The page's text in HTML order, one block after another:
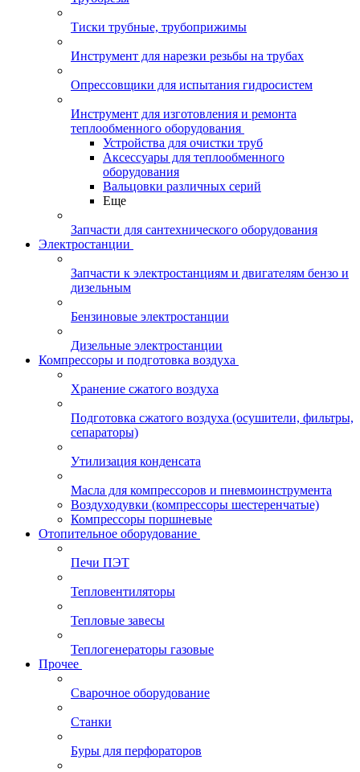
Тиски трубные, трубоприжимы
Инструмент для нарезки резьбы на трубах
Опрессовщики для испытания гидросистем
Инструмент для изготовления и ремонта
теплообменного оборудования
Устройства для очистки труб
Аксессуары для теплообменного
оборудования
Вальцовки различных серий
Еще
Запчасти для сантехнического оборудования
Электростанции
Запчасти к электростанциям и двигателям бензо и
дизельным
Бензиновые электростанции
Дизельные электростанции
Компрессоры и подготовка воздуха
Хранение сжатого воздуха
Подготовка сжатого воздуха (осушители, фильтры,
сепараторы)
Утилизация конденсата
Масла для компрессоров и пневмоинструмента
Воздуходувки (компрессоры шестеренчатые)
Компрессоры поршневые
Отопительное оборудование
Печи ПЭТ
Тепловентиляторы
Тепловые завесы
Теплогенераторы газовые
Прочее
Сварочное оборудование
Станки
Буры для перфораторов